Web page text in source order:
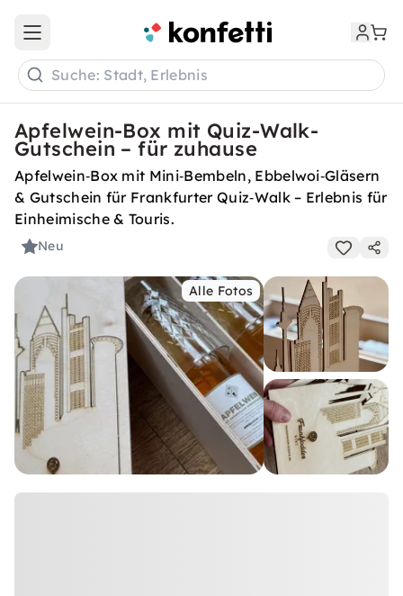
Open main menu
Suche: Stadt, Erlebnis
Apfelwein-Box mit Quiz-Walk-
Gutschein – für zuhause
Apfelwein‑Box mit Mini‑Bembeln, Ebbelwoi‑Gläsern
& Gutschein für Frankfurter Quiz‑Walk – Erlebnis für
Einheimische & Touris.
Neu
Alle Fotos